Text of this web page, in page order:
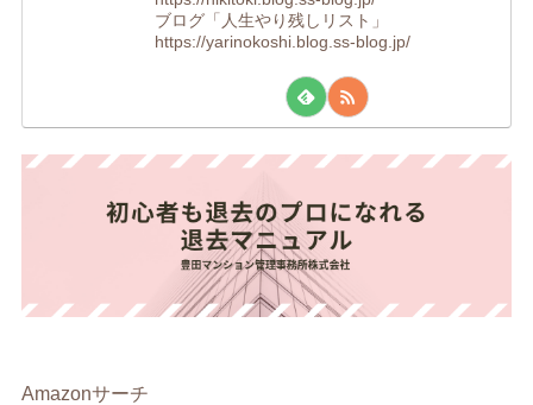
ブログ「人生やり残しリスト」
https://yarinokoshi.blog.ss-blog.jp/
Amazonサーチ